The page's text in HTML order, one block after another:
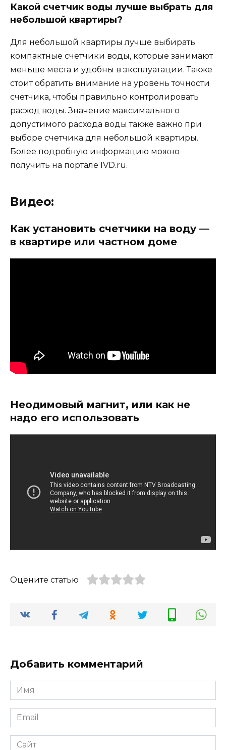
Какой счетчик воды лучше выбрать для
небольшой квартиры?
Для небольшой квартиры лучше выбирать
компактные счетчики воды, которые занимают
меньше места и удобны в эксплуатации. Также
стоит обратить внимание на уровень точности
счетчика, чтобы правильно контролировать
расход воды. Значение максимального
допустимого расхода воды также важно при
выборе счетчика для небольшой квартиры.
Более подробную информацию можно
получить на портале IVD.ru.
Видео:
Как установить счетчики на воду —
в квартире или частном доме
Неодимовый магнит, или как не
надо его использовать
Оцените статью
Добавить комментарий
Имя
*
Email
*
Сайт